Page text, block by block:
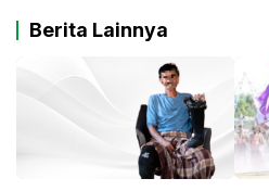
Berita Lainnya